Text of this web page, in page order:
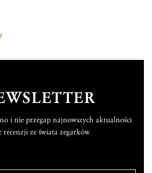
i nie przegap najnowszych aktualności
recenzji ze świata zegarków